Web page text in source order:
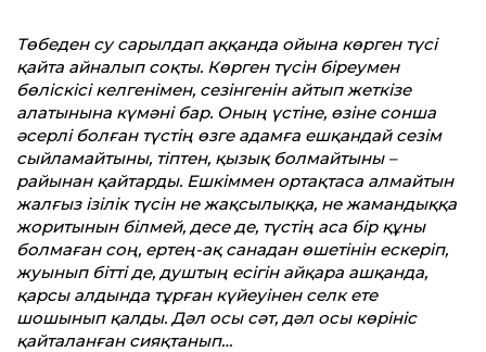
Төбеден су сарылдап аққанда ойына көрген түсі
қайта айналып соқты. Көрген түсін біреумен
бөліскісі келгенімен, сезінгенін айтып жеткізе
алатынына күмәні бар. Оның үстіне, өзіне сонша
әсерлі болған түстің өзге адамға ешқандай сезім
сыйламайтыны, тіптен, қызық болмайтыны –
райынан қайтарды. Ешкіммен ортақтаса алмайтын
жалғыз ізілік түсін не жақсылыққа, не жамандыққа
жоритынын білмей, десе де, түстің аса бір құны
болмаған соң, ертең-ақ санадан өшетінін ескеріп,
жуынып бітті де, душтың есігін айқара ашқанда,
қарсы алдында тұрған күйеуінен селк ете
шошынып қалды. Дәл осы сәт, дәл осы көрініс
қайталанған сияқтанып…